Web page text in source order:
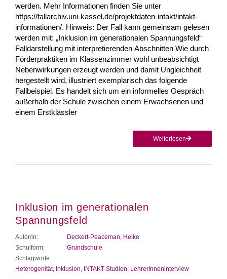
werden. Mehr Informationen finden Sie unter
https://fallarchiv.uni-kassel.de/projektdaten-intakt/intakt-
informationen/. Hinweis: Der Fall kann gemeinsam gelesen
werden mit: „Inklusion im generationalen Spannungsfeld“
Falldarstellung mit interpretierenden Abschnitten Wie durch
Förderpraktiken im Klassenzimmer wohl unbeabsichtigt
Nebenwirkungen erzeugt werden und damit Ungleichheit
hergestellt wird, illustriert exemplarisch das folgende
Fallbeispiel. Es handelt sich um ein informelles Gespräch
außerhalb der Schule zwischen einem Erwachsenen und
einem Erstklässler
Weiterlesen
Inklusion im generationalen
Spannungsfeld
Autor/in:
Deckert-Peaceman, Heike
Schulform:
Grundschule
Schlagworte:
Heterogenität, Inklusion INTAKT-Studien LehrerInneninterview